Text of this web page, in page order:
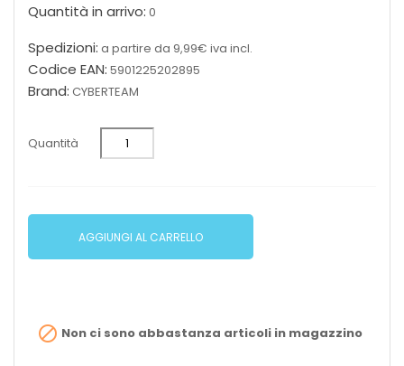
Quantità in arrivo: 0
Spedizioni: a partire da 9,99€ iva incl.
Codice EAN: 5901225202895
Brand: CYBERTEAM
Quantità
AGGIUNGI AL CARRELLO
 Non ci sono abbastanza articoli in magazzino